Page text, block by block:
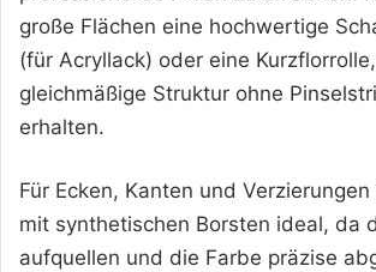
große Flächen eine hochwertige
(für Acryllack) oder eine
gleichmäßige Struktur ohne
erhalten.
Für Ecken, Kanten und
mit synthetischen Borsten ideal, da
aufquellen und die Farbe präzise